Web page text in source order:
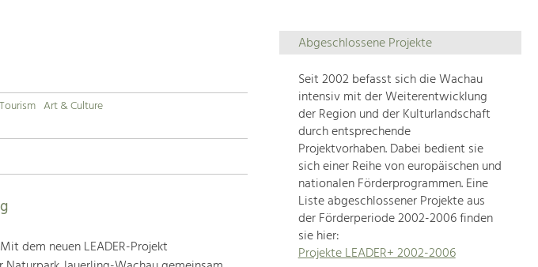
Overview
of
topics
Development
within
our
region
is
extremely
diverse.
Which
Tourism Art & Culture
dem neuen LEADER-Projekt
Abgeschlossene Projekte
Seit 2002 befasst sich die Wachau
intensiv mit der Weiterentwicklung
der Region und der Kulturlandschaft
durch entsprechende
Projektvorhaben. Dabei bedient sie
sich einer Reihe von europäischen und
nationalen Förderprogrammen. Eine
Liste abgeschlossener Projekte aus
der Förderperiode 2002-2006 finden
sie hier:
Projekte LEADER+ 2002-2006